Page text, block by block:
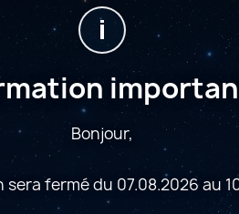
Horaires
Nous contacter
Plan du site
Magasins
i
Bonjour,
sera fermé du 07.08.2026 au